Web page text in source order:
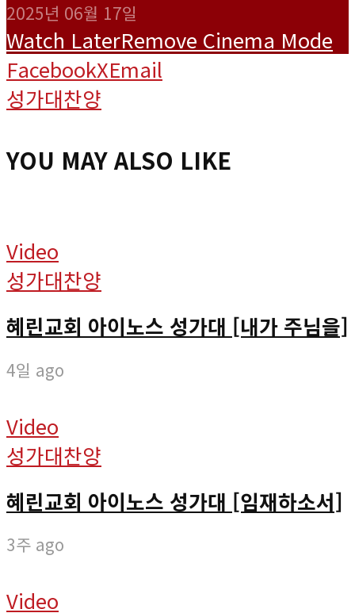
2025년 06월 17일
Watch LaterRemove Cinema Mode
FacebookXEmail
성가대찬양
YOU MAY ALSO LIKE
Video
성가대찬양
혜린교회 아이노스 성가대 [내가 주님을]
4일 ago
Video
성가대찬양
혜린교회 아이노스 성가대 [임재하소서]
3주 ago
Video